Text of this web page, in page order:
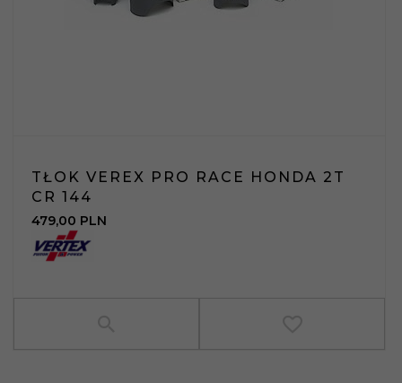
TŁOK VEREX PRO RACE HONDA 2T
CR 144
479,00 PLN